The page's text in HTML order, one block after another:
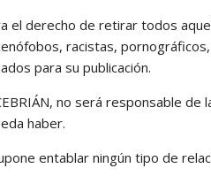
el derecho de retirar todos
racistas,
para su publicación.
no será responsable
haber.
entablar ningún tipo de